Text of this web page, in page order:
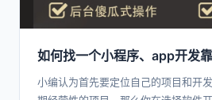
如何找一个小程序、app开发
小编认为首先要定位自己的项目和开